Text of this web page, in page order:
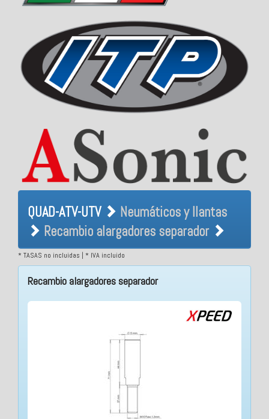
QUAD-ATV-UTV Neumáticos
y llantas Recambio
alargadores separador
QUAD-ATV-UTV
Neumáticos y llantas
Recambio alargadores separador
* TASAS no incluidas | * IVA incluido
Recambio alargadores separador